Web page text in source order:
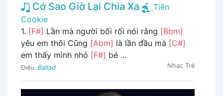
Cớ Sao Giờ Lại Chia Xa
Tiên
Cookie
1. [F#] Lần mà người bối rối nói rằng [Bbm]
yêu em thôi Cũng [Abm] là lần đầu mà [C#]
em thấy mình nhỏ [F#] bé ...
Điệu: Ballad Nhạc Trẻ